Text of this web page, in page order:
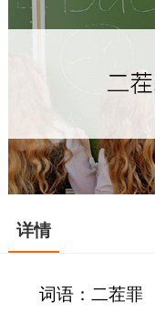
详情
词语：二茬罪